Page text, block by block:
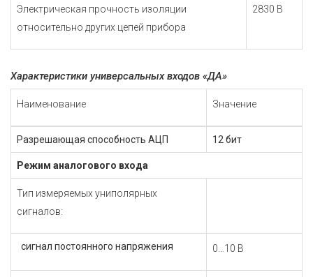
Электрическая прочность изоляции
относительно других цепей прибора
2830 В
Характеристики универсальных входов «ДА»
Наименование Значение
Разрешающая способность АЦП 12 бит
Режим аналогового входа
Тип измеряемых униполярных
сигналов:
сигнал постоянного напряжения 0…10 В